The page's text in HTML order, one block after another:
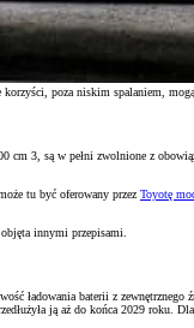
poza niskim spalaniem,
3, są w pełni zwolnione z
tu być oferowany przez Toyotę
innymi przepisami.
baterii z zewnętrznego
ją aż do końca 2029